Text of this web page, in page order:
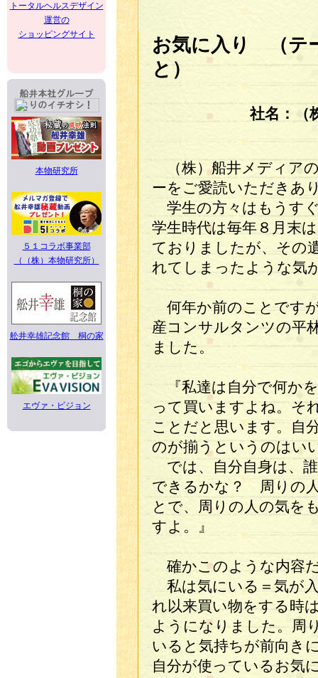
トータルヘルスデザイン
運営の
ショッピングサイト
本物研究所
５１コラボ事業部
（（株）本物研究所）
舩井幸雄記念館 桐の家
エヴァ・ビジョン
お気に入り （テ
と）
社名：（
（株）船井メディア
ーをご愛読いただきあ
学生の方々はもうす
学生時代は毎年８月末
ておりましたが、その
れてしまったような気
何年か前のことです
産コンサルタンツの平
ました。
『私達は自分で何か
って買いますよね。そ
ことだと思います。自
のが揃うというのはい
では、自分自身は、
できるかな？ 周りの
とで、周りの人の気を
すよ。』
確かこのような内容
私は気にいる＝気が
れ以来買い物をする時
ようになりました。周
いると気持ちが前向き
自分が使っているお気